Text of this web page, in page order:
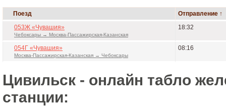
Поезд
Отправление ↑
053Ж «Чувашия»
Чебоксары → Москва-Пассажирская-Казанская
18:32
054Г «Чувашия»
Москва-Пассажирская-Казанская → Чебоксары
08:16
Цивильск - онлайн табло
станции: